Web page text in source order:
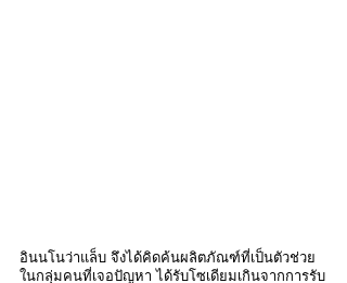
อินนโนว่าแล็บ จึงได้คิดค้นผลิตภัณฑ์ที่เป็นตัวช่วย
ในกลุ่มคนที่เจอปัญหา ได้รับโซเดียมเกินจากการรับ